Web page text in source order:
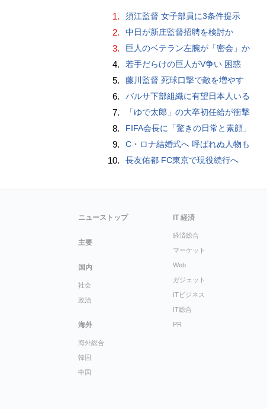
1. 須江監督 女子部員に3条件提示
2. 中日が新庄監督招聘を検討か
3. 巨人のベテラン左腕が「密会」か
4. 若手だらけの巨人がV争い 困惑
5. 藤川監督 死球口撃で敵を増やす
6. バルサ下部組織に有望日本人いる
7. 「ゆで太郎」の大卒初任給が衝撃
8. FIFA会長に「驚きの日常と素顔」
9. C・ロナ結婚式へ 呼ばれぬ人物も
10. 長友佑都 FC東京で現役続行へ
ニューストップ
主要
国内
社会
政治
海外
海外総合
韓国
中国
IT 経済
経済総合
マーケット
Web
ガジェット
ITビジネス
IT総合
PR